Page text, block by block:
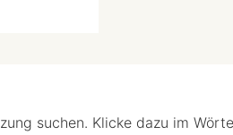
suchen. Klicke dazu im